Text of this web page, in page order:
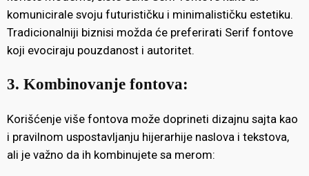
komunicirale svoju futurističku i minimalističku estetiku.
Tradicionalniji biznisi možda će preferirati Serif fontove
koji evociraju pouzdanost i autoritet.
3. Kombinovanje fontova:
Korišćenje više fontova može doprineti dizajnu sajta kao
i pravilnom uspostavljanju hijerarhije naslova i tekstova,
ali je važno da ih kombinujete sa merom: